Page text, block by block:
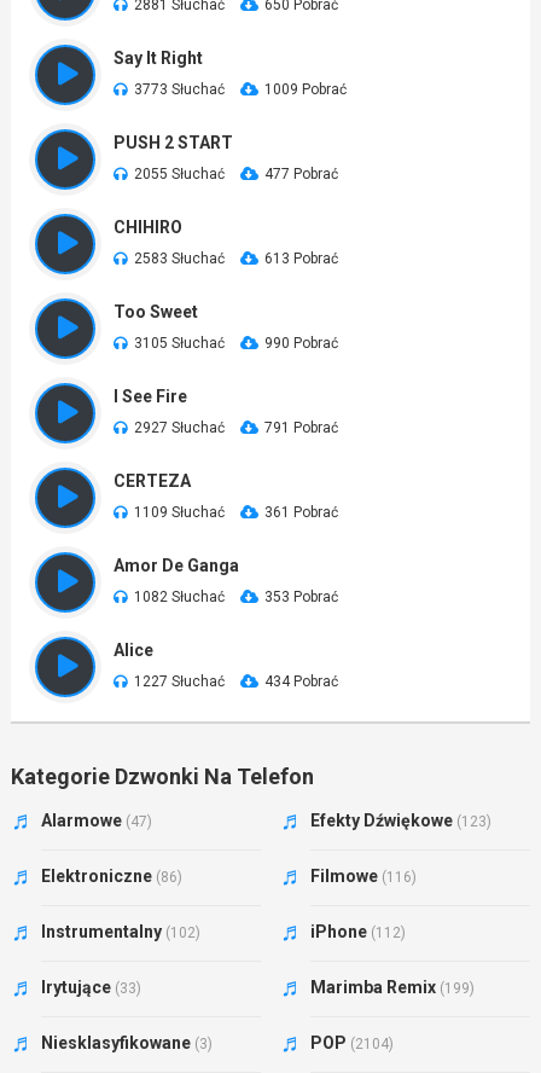
2881 Słuchać 650 Pobrać
Say It Right
3773 Słuchać 1009 Pobrać
PUSH 2 START
2055 Słuchać 477 Pobrać
CHIHIRO
2583 Słuchać 613 Pobrać
Too Sweet
3105 Słuchać 990 Pobrać
I See Fire
2927 Słuchać 791 Pobrać
CERTEZA
1109 Słuchać 361 Pobrać
Amor De Ganga
1082 Słuchać 353 Pobrać
Alice
1227 Słuchać 434 Pobrać
Kategorie Dzwonki Na Telefon
Alarmowe (47) Efekty Dźwiękowe (123)
Elektroniczne (86) Filmowe (116)
Instrumentalny (102) iPhone (112)
Irytujące (33) Marimba Remix (199)
Niesklasyfikowane (3) POP (2104)